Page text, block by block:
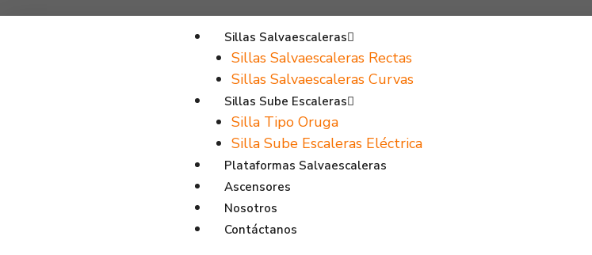
Sillas Salvaescaleras
Sillas Salvaescaleras Rectas
Sillas Salvaescaleras Curvas
Sillas Sube Escaleras
Silla Tipo Oruga
Silla Sube Escaleras Eléctrica
Plataformas Salvaescaleras
Ascensores
Nosotros
Contáctanos